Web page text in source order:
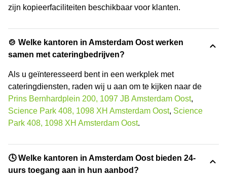
zijn kopieerfaciliteiten beschikbaar voor klanten.
🍲 Welke kantoren in Amsterdam Oost werken
samen met cateringbedrijven?
Als u geïnteresseerd bent in een werkplek met
cateringdiensten, raden wij u aan om te kijken naar de
Prins Bernhardplein 200, 1097 JB Amsterdam Oost,
Science Park 408, 1098 XH Amsterdam Oost, Science
Park 408, 1098 XH Amsterdam Oost.
🕓 Welke kantoren in Amsterdam Oost bieden 24-
uurs toegang aan in hun aanbod?